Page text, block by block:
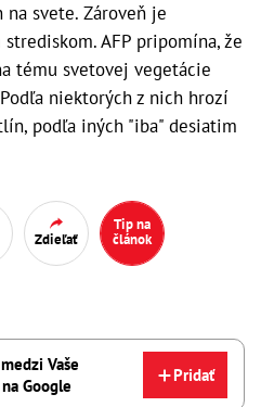
na svete. Zároveň je
strediskom.AFP pripomína, že
tému svetovej vegetácie
Podľa niektorých z nich hrozí
podľa iných "iba" desiatim
Zdieľať
Tip na
článok
medzi Vaše
Google
Pridať